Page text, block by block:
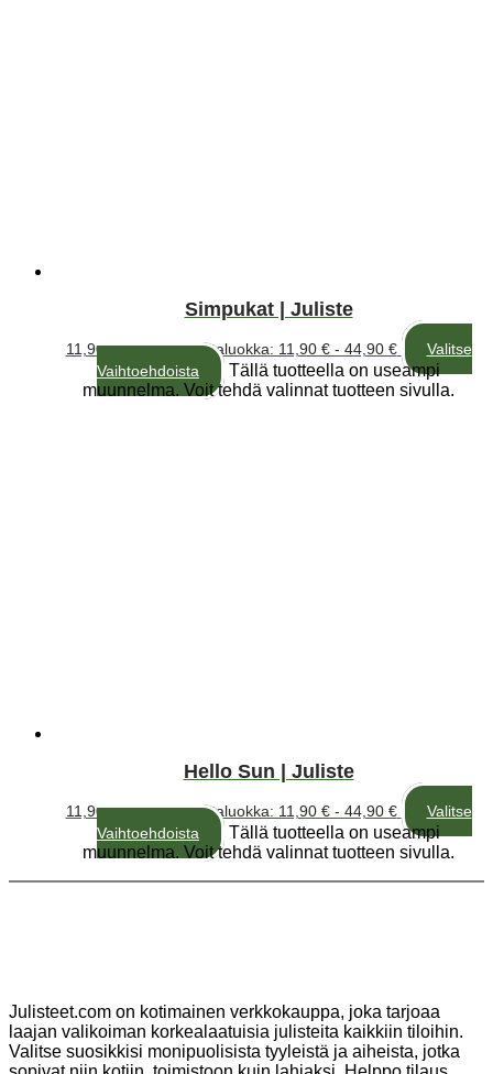
Simpukat | Juliste
11,90€ – 44,90€Hintaluokka: 11,90 € - 44,90 €
Valitse
Vaihtoehdoista
Tällä tuotteella on useampi
muunnelma. Voit tehdä valinnat tuotteen sivulla.
Hello Sun | Juliste
11,90€ – 44,90€Hintaluokka: 11,90 € - 44,90 €
Valitse
Vaihtoehdoista
Tällä tuotteella on useampi
muunnelma. Voit tehdä valinnat tuotteen sivulla.
Julisteet.com on kotimainen verkkokauppa, joka tarjoaa
laajan valikoiman korkealaatuisia julisteita kaikkiin tiloihin.
Valitse suosikkisi monipuolisista tyyleistä ja aiheista, jotka